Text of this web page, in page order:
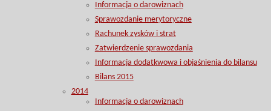
Informacja o darowiznach
Sprawozdanie merytoryczne
Rachunek zysków i strat
Zatwierdzenie sprawozdania
Informacja dodatkwowa i objaśnienia do bilansu
Bilans 2015
2014
Informacja o darowiznach